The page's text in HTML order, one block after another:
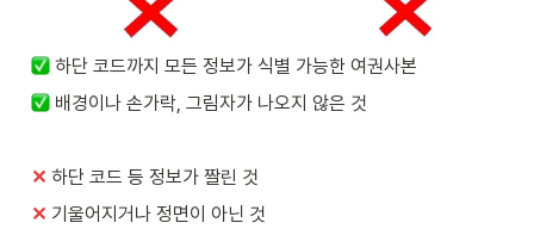
하단 코드까지 모든 정보가 식별 가능한 여권사본
배경이나 손가락, 그림자가 나오지 않은 것
✕ 하단 코드 등 정보가 짤린 것
✕ 기울어지거나 정면이 아닌 것